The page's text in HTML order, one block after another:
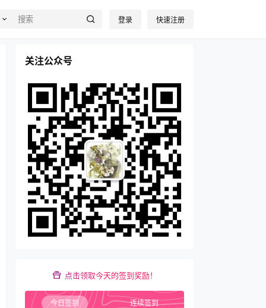
登录 快速注册
关注公众号
点击领取今天的签到奖励！
今日签到 连续签到